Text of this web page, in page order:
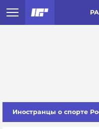
Иностранцы о спорте